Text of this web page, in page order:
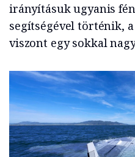
irányításuk ugyanis
segítségével történik,
viszont egy sokkal